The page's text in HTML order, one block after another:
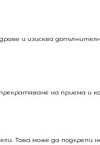
и изисква
на приема и
Това може да